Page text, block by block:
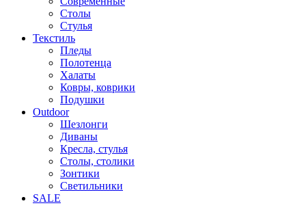
Столы
Стулья
Текстиль
Пледы
Полотенца
Халаты
Ковры, коврики
Подушки
Outdoor
Шезлонги
Диваны
Кресла, стулья
Столы, столики
Зонтики
Светильники
SALE